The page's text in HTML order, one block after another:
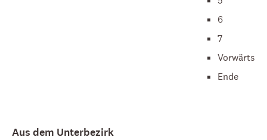
6
7
Vorwärts
Ende
Aus dem Unterbezirk